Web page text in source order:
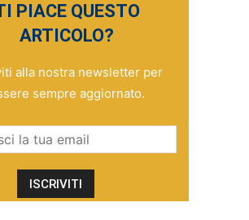
PIACE QUESTO
ARTICOLO?
alla nostra newsletter per
sempre aggiornato.